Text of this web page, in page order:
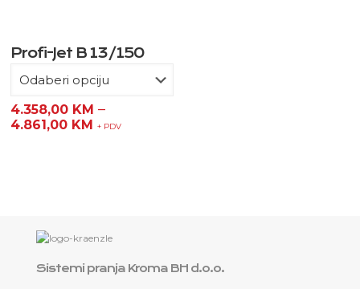
Profi-Jet B 13/150
4.358,00 KM –
4.861,00 KM + PDV
Sistemi pranja Kroma BH d.o.o.